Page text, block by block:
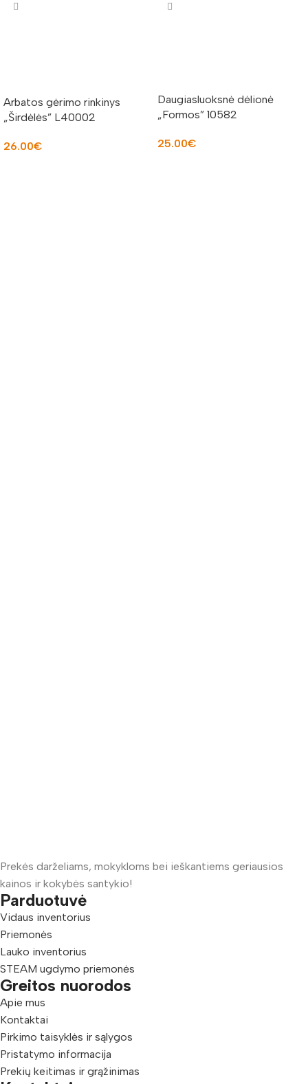
Arbatos gėrimo rinkinys
„Širdėlės” L40002
26.00€
Daugiasluoksnė dėlionė
„Formos” 10582
25.00€
Prekės darželiams, mokykloms bei ieškantiems geriausios
kainos ir kokybės santykio!
Parduotuvė
Vidaus inventorius
Priemonės
Lauko inventorius
STEAM ugdymo priemonės
Greitos nuorodos
Apie mus
Kontaktai
Pirkimo taisyklės ir sąlygos
Pristatymo informacija
Prekių keitimas ir grąžinimas